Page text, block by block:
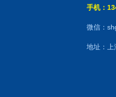
手机：
微信：
地址：上